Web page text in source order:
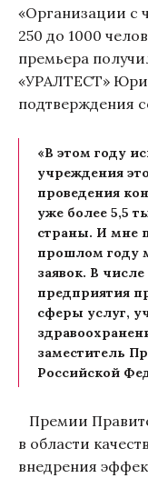
«Организации с
250 до 1000
премьера
«УРАЛТЕСТ»
подтверждения
«В этом году
учреждения
проведения
уже более 5,5
страны. И мне
прошлом году
заявок. В
предприятия
сферы услуг,
заместитель
Российской
Премии
в области
внедрения